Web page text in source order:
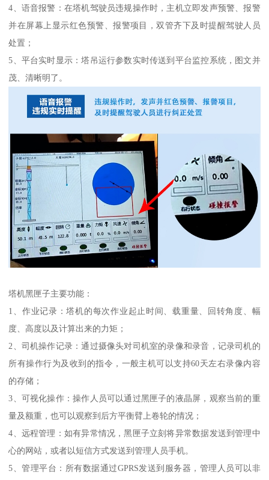
4、语音报警：在塔机驾驶员违规操作时，主机立即发声预警、报警
并在屏幕上显示红色预警、报警项目，双管齐下及时提醒驾驶人员
处置；
5、平台实时显示：塔吊运行参数实时传送到平台监控系统，图文并
茂、清晰明了。
塔机黑匣子主要功能：
1、作业记录：塔机的每次作业起止时间、载重量、回转角度、幅
度、高度以及计算出来的力矩；
2、司机操作记录：通过摄像头对司机室的录像和录音，记录司机的
所有操作行为及收到的指令，一般主机可以支持60天左右录像内容
的存储；
3、可视化操作：操作人员可以通过黑匣子的液晶屏，观察当前的重
量及额重，也可以观察到后方平衡臂上卷轮的情况；
4、远程管理：如有异常情况，黑匣子立刻将异常数据发送到管理中
心的网站，或者以短信方式发送到管理人员手机。
5、管理平台：所有数据通过GPRS发送到服务器，管理人员可以非